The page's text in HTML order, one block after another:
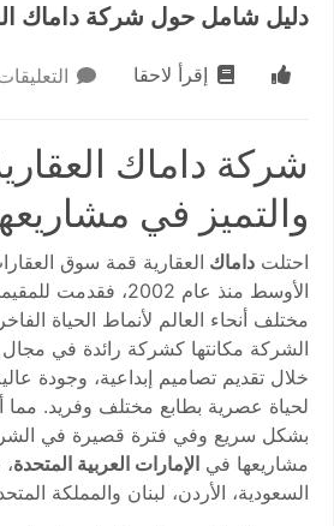
دليل شامل حول شركة داماك
إقرأ لاحقا
شركة داماك العقارية
والتميز في
احتلت داماك العقارية قمة سوق
الأوسط منذ عام 2002،
مختلف أنحاء العالم لأنماط الحياة
الشركة مكانتها كشركة رائدة في
خلال تقديم تصاميم إبداعية، وجودة
لحياة عصرية بطابع مختلف وفريد.
بشكل سريع وفي فترة قصيرة في
مشاريعها في الإمارات العربية المتحدة
السعودية، الأردن، لبنان والمملكة